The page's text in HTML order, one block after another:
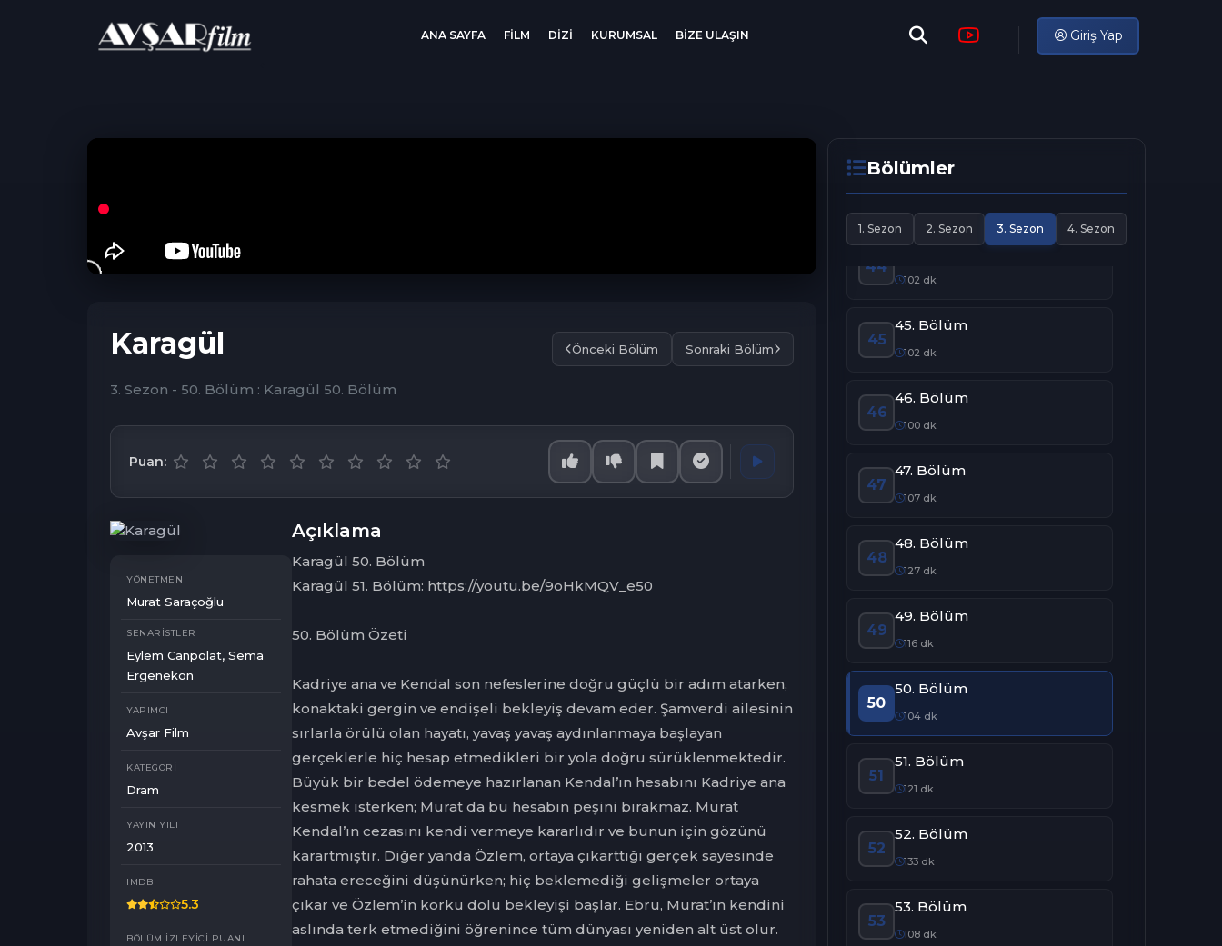
ANA SAYFA FİLM DİZİ KURUMSAL BİZE ULAŞIN Giriş Yap
ANA SAYFA Dram
Karagül
3. Sezon - 50. Bölüm : Karagül 50. Bölüm
Önceki Bölüm Sonraki Bölüm
Puan:
YÖNETMEN
Murat Saraçoğlu
SENARISTLER
Eylem Canpolat, Sema
Ergenekon
YAPIMCI
Avşar Film
KATEGORI
Dram
YAYIN YILI
2013
IMDB
5.3
BÖLÜM İZLEYICI PUANI
Açıklama
Karagül 50. Bölüm
Karagül 51. Bölüm: https://youtu.be/9oHkMQV_e50
50. Bölüm Özeti
Kadriye ana ve Kendal son nefeslerine doğru güçlü bir adım atarken,
konaktaki gergin ve endişeli bekleyiş devam eder. Şamverdi ailesinin
sırlarla örülü olan hayatı, yavaş yavaş aydınlanmaya başlayan
gerçeklerle hiç hesap etmedikleri bir yola doğru sürüklenmektedir.
Büyük bir bedel ödemeye hazırlanan Kendal’ın hesabını Kadriye ana
kesmek isterken; Murat da bu hesabın peşini bırakmaz. Murat
Kendal’ın cezasını kendi vermeye kararlıdır ve bunun için gözünü
karartmıştır. Diğer yanda Özlem, ortaya çıkarttığı gerçek sayesinde
rahata ereceğini düşünürken; hiç beklemediği gelişmeler ortaya
çıkar ve Özlem’in korku dolu bekleyişi başlar. Ebru, Murat’ın kendini
aslında terk etmediğini öğrenince tüm dünyası yeniden alt üst olur.
Bölümler
1. Sezon 2. Sezon 3. Sezon 4. Sezon
41. Bölüm
43
43. Bölüm
44
102 dk
45
45. Bölüm
102 dk
46
46. Bölüm
100 dk
47
47. Bölüm
107 dk
48
48. Bölüm
127 dk
49
49. Bölüm
116 dk
50
50. Bölüm
104 dk
51
51. Bölüm
121 dk
52
52. Bölüm
133 dk
53
53. Bölüm
108 dk